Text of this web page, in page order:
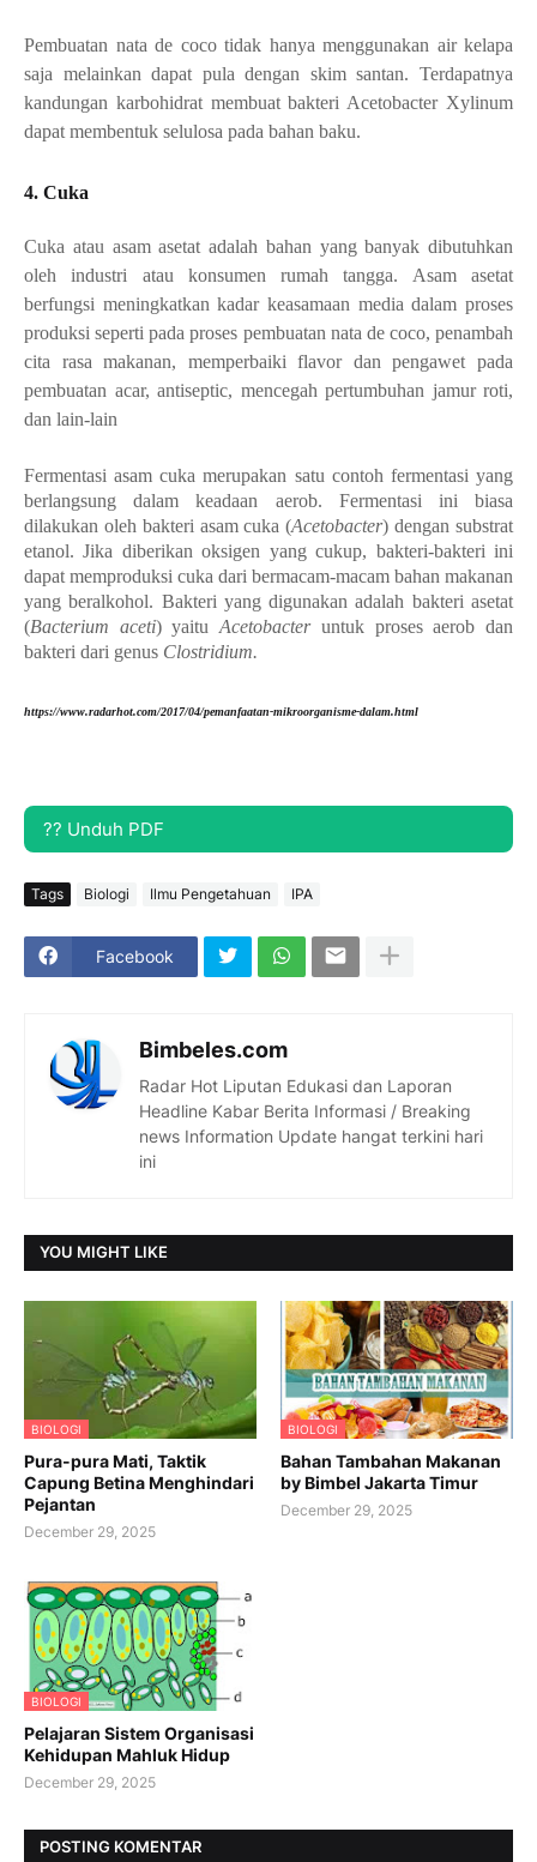
Pembuatan nata de coco tidak hanya menggunakan air kelapa
saja melainkan dapat pula dengan skim santan. Terdapatnya
kandungan karbohidrat membuat bakteri Acetobacter Xylinum
dapat membentuk selulosa pada bahan baku.
4. Cuka
Cuka atau asam asetat adalah bahan yang banyak dibutuhkan
oleh industri atau konsumen rumah tangga. Asam asetat
berfungsi meningkatkan kadar keasamaan media dalam proses
produksi seperti pada proses pembuatan nata de coco, penambah
cita rasa makanan, memperbaiki flavor dan pengawet pada
pembuatan acar, antiseptic, mencegah pertumbuhan jamur roti,
dan lain-lain
Fermentasi asam cuka merupakan satu contoh fermentasi yang
berlangsung dalam keadaan aerob. Fermentasi ini biasa
dilakukan oleh bakteri asam cuka (Acetobacter) dengan substrat
etanol. Jika diberikan oksigen yang cukup, bakteri-bakteri ini
dapat memproduksi cuka dari bermacam-macam bahan makanan
yang beralkohol. Bakteri yang digunakan adalah bakteri asetat
(Bacterium aceti) yaituAcetobacteruntuk proses aerob dan
bakteri dari genus Clostridium.
https://www.radarhot.com/2017/04/pemanfaatan-mikroorganisme-dalam.html
?? Unduh PDF
Tags Biologi Ilmu Pengetahuan IPA
Facebook
Bimbeles.com
Radar Hot Liputan Edukasi dan Laporan
Headline Kabar Berita Informasi / Breaking
news Information Update hangat terkini hari
ini
YOU MIGHT LIKE
BIOLOGI
Pura-pura Mati, Taktik
Capung Betina Menghindari
Pejantan
December 29, 2025
BIOLOGI
Bahan Tambahan Makanan
by Bimbel Jakarta Timur
December 29, 2025
BIOLOGI
Pelajaran Sistem Organisasi
Kehidupan Mahluk Hidup
December 29, 2025
POSTING KOMENTAR